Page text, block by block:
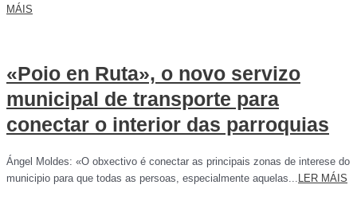
MÁIS
«Poio en Ruta», o novo servizo
municipal de transporte para
conectar o interior das parroquias
Ángel Moldes: «O obxectivo é conectar as principais zonas de interese do
municipio para que todas as persoas, especialmente aquelas... LER MÁIS